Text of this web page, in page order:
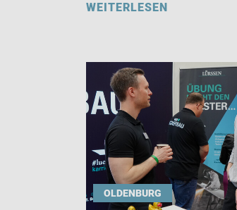
WEITERLESEN
OLDENBURG